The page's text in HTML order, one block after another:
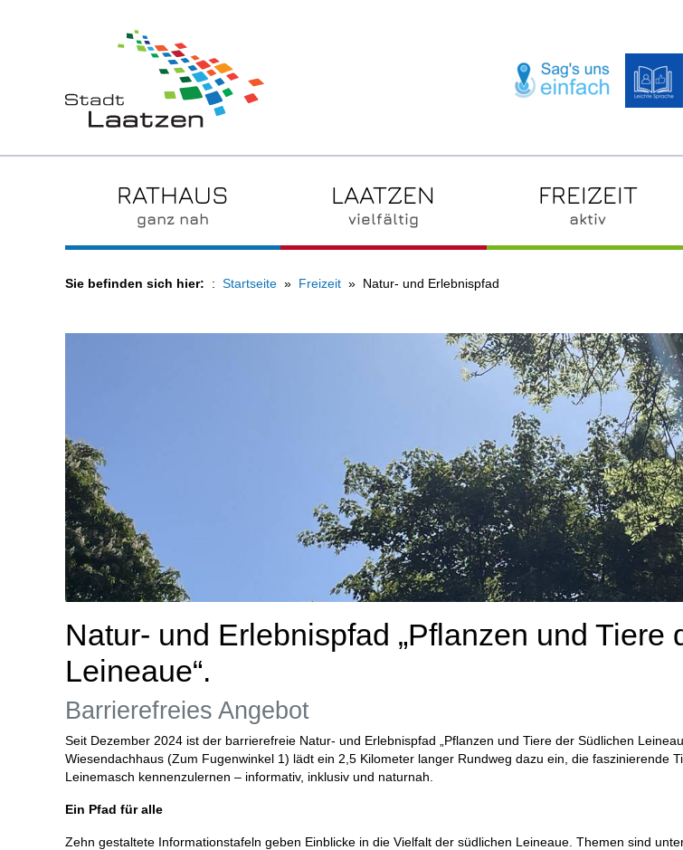
RATHAUS
ganz nah
LAATZEN
vielfältig
FREIZEIT
aktiv
Sie befinden sich hier: Startseite Freizeit Natur- und Erlebnispfad
Natur- und Erlebnispfad „Pflanzen und Tiere
Leineaue“.
Barrierefreies Angebot
Seit Dezember 2024 ist der barrierefreie Natur- und Erlebnispfad „Pflanzen und Tiere der Südlichen
Wiesendachhaus (Zum Fugenwinkel 1) lädt ein 2,5 Kilometer langer Rundweg dazu ein, die faszinierende
Leinemasch kennenzulernen – informativ, inklusiv und naturnah.
Ein Pfad für alle
Zehn gestaltete Informationstafeln geben Einblicke in die Vielfalt der südlichen Leineaue. Themen sind